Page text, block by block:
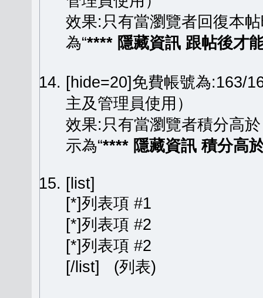
效果:只有當瀏覽者回復本
為“**** 隱藏資訊 跟帖後才
[hide=20]免費帳號為:163/
主及管理員使用）
效果:只有當瀏覽者積分高
示為“**** 隱藏資訊 積分高
[list]
[*]列表項 #1
[*]列表項 #2
[*]列表項 #2
[/list] (列表)